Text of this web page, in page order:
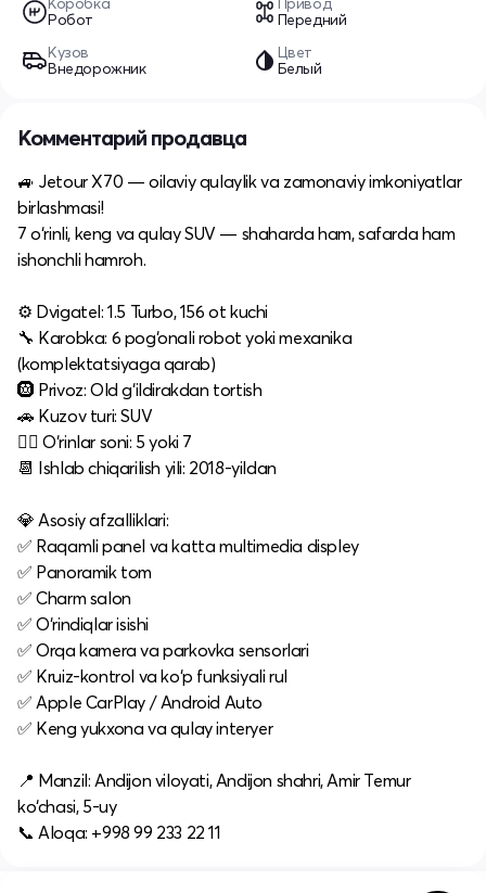
Робот
Передний
Кузов
Внедорожник
Цвет
Белый
Комментарий продавца
🚙 Jetour X70 — oilaviy qulaylik va zamonaviy imkoniyatlar
birlashmasi!
7 o‘rinli, keng va qulay SUV — shaharda ham, safarda ham
ishonchli hamroh.
⚙️ Dvigatel: 1.5 Turbo, 156 ot kuchi
🔧 Karobka: 6 pog‘onali robot yoki mexanika
(komplektatsiyaga qarab)
🛞 Privoz: Old g‘ildirakdan tortish
🚗 Kuzov turi: SUV
🧍‍♂️ O‘rinlar soni: 5 yoki 7
📆 Ishlab chiqarilish yili: 2018-yildan
💎 Asosiy afzalliklari:
✅ Raqamli panel va katta multimedia displey
✅ Panoramik tom
✅ Charm salon
✅ O‘rindiqlar isishi
✅ Orqa kamera va parkovka sensorlari
✅ Kruiz-kontrol va ko‘p funksiyali rul
✅ Apple CarPlay / Android Auto
✅ Keng yukxona va qulay interyer
📍 Manzil: Andijon viloyati, Andijon shahri, Amir Temur
ko‘chasi, 5-uy
📞 Aloqa: +998 99 233 22 11